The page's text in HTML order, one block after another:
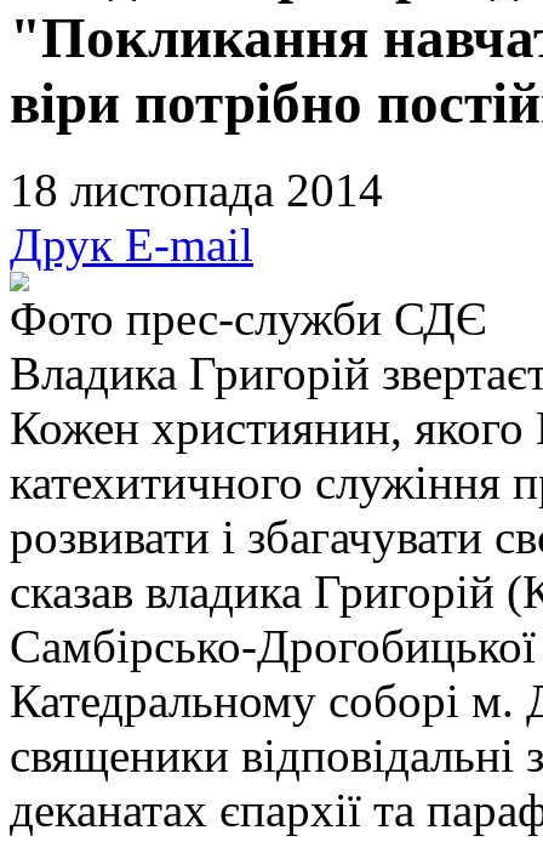
"Покликання
віри потрібно
18 листопада 2014
Друк E-mail
Фото прес-служби СДЄ
Владика Григорій
Кожен християнин, якого
катехитичного служіння
розвивати і збагачувати
сказав владика Григорій
Самбірсько-Дрогобицької
Катедральному соборі м.
священики відповідальні
деканатах єпархії та